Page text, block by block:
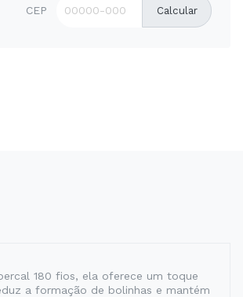
CEP Calcular
180 fios, ela oferece um toque
a formação de bolinhas e mantém